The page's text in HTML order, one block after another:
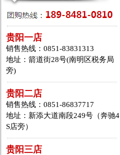
贵阳一店
销售热线：0851-83831313
地址：箭道街28号(南明区税务局
旁)
贵阳二店
销售热线：0851-86837717
地址：新添大道南段249号（奔驰4
S店旁）
贵阳三店